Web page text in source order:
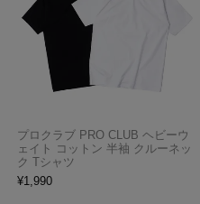
プロクラブ PRO CLUB ヘビーウ
ェイト コットン 半袖 クルーネッ
ク Tシャツ
¥1,990